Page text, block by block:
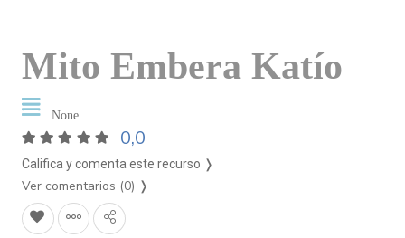
Mito Embera Katío
None
0,0
Califica y comenta este recurso ❭
Ver comentarios (0) ❭